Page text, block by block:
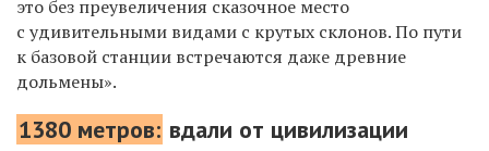
это без преувеличения сказочное место
с удивительными видами с крутых склонов. По пути
к базовой станции встречаются даже древние
дольмены».
1380 метров: вдали от цивилизации